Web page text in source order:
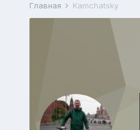
Главная Kamchatsky